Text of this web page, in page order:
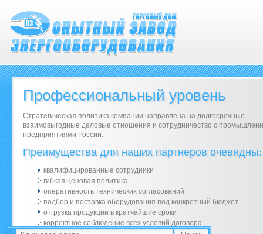
Профессиональный уровень
Стратегическая политика компании направлена на долгосрочные,
взаимовыгодные деловые отношения и сотрудничество с
предприятиями России.
Преимущества для наших партнеров очевидны:
квалифицированные сотрудники
гибкая ценовая политика
оперативность технических согласований
подбор и поставка оборудования под конкретный бюджет
отгрузка продукции в кратчайшие сроки
корректное соблюдение всех условий договора